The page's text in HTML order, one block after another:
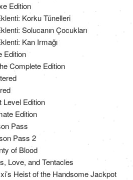
Edition
Korku Tünelleri
Solucanın Çocukları
Kan Irmağı
Edition
Complete Edition
Level Edition
Edition
Pass
Pass 2
of Blood
Love, and Tentacles
Heist of the Handsome Jackpot